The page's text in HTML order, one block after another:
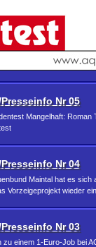
Nr 05
Mangelhaft:
Nr 04
Maintal hat es
Vorzeigeprojekt wieder
Nr 03
zu einem 1-Euro-Job bei